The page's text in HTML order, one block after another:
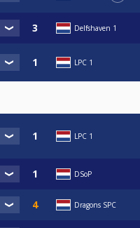
Delfshaven 1
LPC 1
LPC 1
DSoP
Dragons SPC